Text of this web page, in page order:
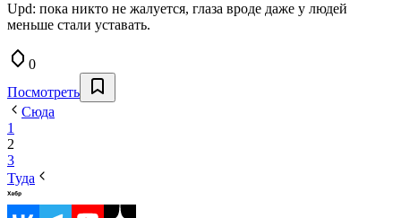
Upd: пока никто не жалуется, глаза вроде даже у людей
меньше стали уставать.
0
Посмотреть
Сюда
1
2
3
Туда